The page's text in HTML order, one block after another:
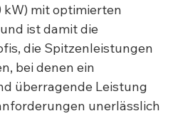
kW) mit optimierten
ist damit die
die Spitzenleistungen
bei denen ein
überragende Leistung
unerlässlich